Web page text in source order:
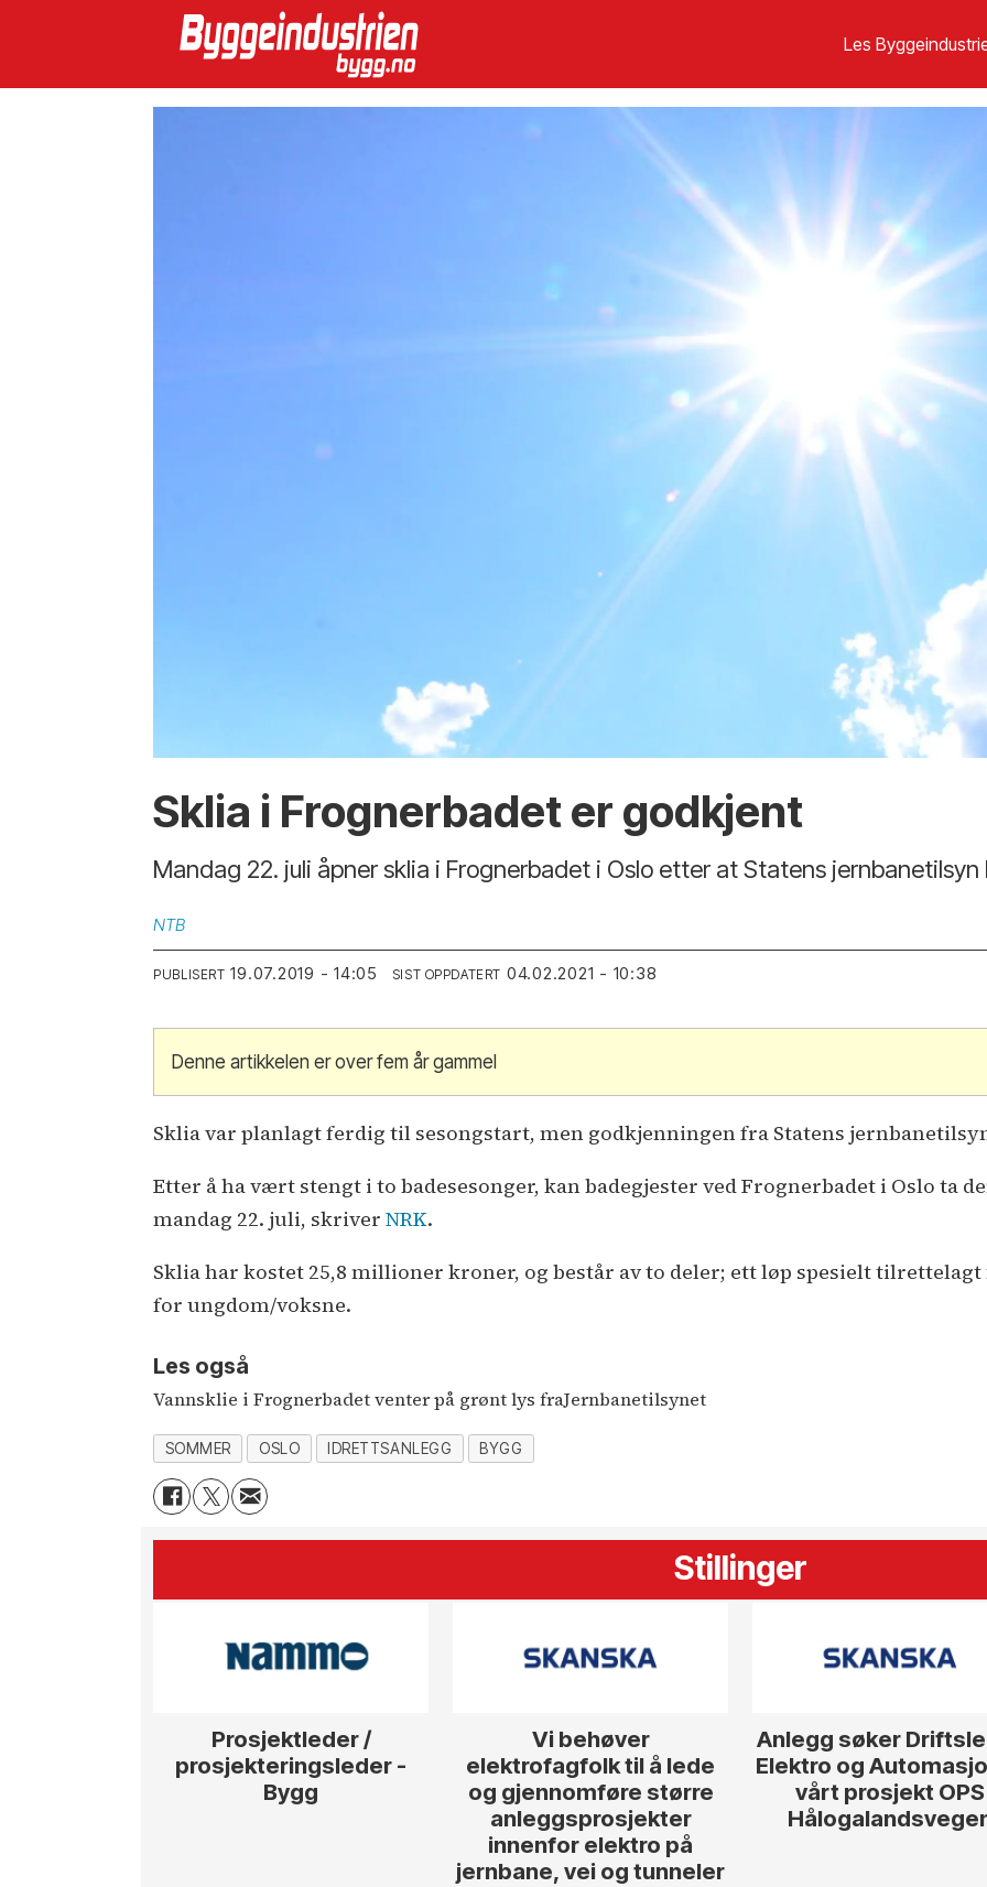
Les
Sklia i Frognerbadet er godkjent
Mandag 22. juli åpner sklia i Frognerbadet i Oslo etter at Statens
NTB
PUBLISERT 19.07.2019 - 14:05 SIST OPPDATERT 04.02.2021 - 10:38
Denne artikkelen er over fem år gammel
Sklia var planlagt ferdig til sesongstart, men godkjenningen fra Statens
Etter å ha vært stengt i to badesesonger, kan badegjester ved Frognerbadet i Oslo ta
mandag 22. juli, skriverNRK.
Sklia har kostet 25,8 millioner kroner, og består av to deler; ett løp spesielt
for ungdom/voksne.
Les også
Vannsklie i Frognerbadet venter på grønt lys fraJernbanetilsynet
SOMMER OSLO IDRETTSANLEGG BYGG
Stillinger
Prosjektleder /
prosjekteringsleder -
Bygg
Vi behøver
elektrofagfolk til å lede
og gjennomføre større
anleggsprosjekter
innenfor elektro på
jernbane, vei og tunneler
Anlegg søker
Elektro og
vårt prosjekt OPS